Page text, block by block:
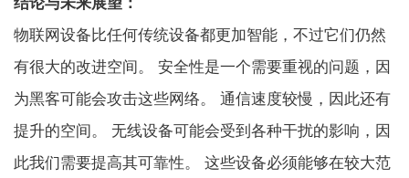
物联网设备比任何传统设备都更加智能，不过它们仍然
有很大的改进空间。 安全性是一个需要重视的问题，因
为黑客可能会攻击这些网络。 通信速度较慢，因此还有
提升的空间。 无线设备可能会受到各种干扰的影响，因
此我们需要提高其可靠性。 这些设备必须能够在较大范